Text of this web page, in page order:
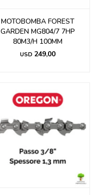
MOTOBOMBA FOREST
GARDEN MG804/7 7HP
80M3/H 100MM
USD 249,00